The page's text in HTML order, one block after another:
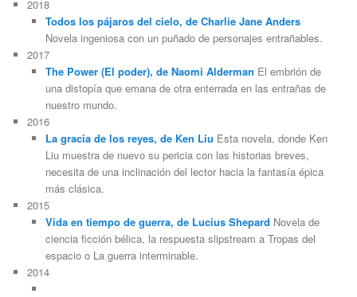
2018
Todos los pájaros del cielo, de Charlie Jane Anders
Novela ingeniosa con un puñado de personajes entrañables.
2017
The Power (El poder), de Naomi Alderman El embrión de
una distopía que emana de otra enterrada en las entrañas de
nuestro mundo.
2016
La gracia de los reyes, de Ken Liu Esta novela, donde Ken
Liu muestra de nuevo su pericia con las historias breves,
necesita de una inclinación del lector hacia la fantasía épica
más clásica.
2015
Vida en tiempo de guerra, de Lucius Shepard Novela de
ciencia ficción bélica, la respuesta slipstream a Tropas del
espacio o La guerra interminable.
2014